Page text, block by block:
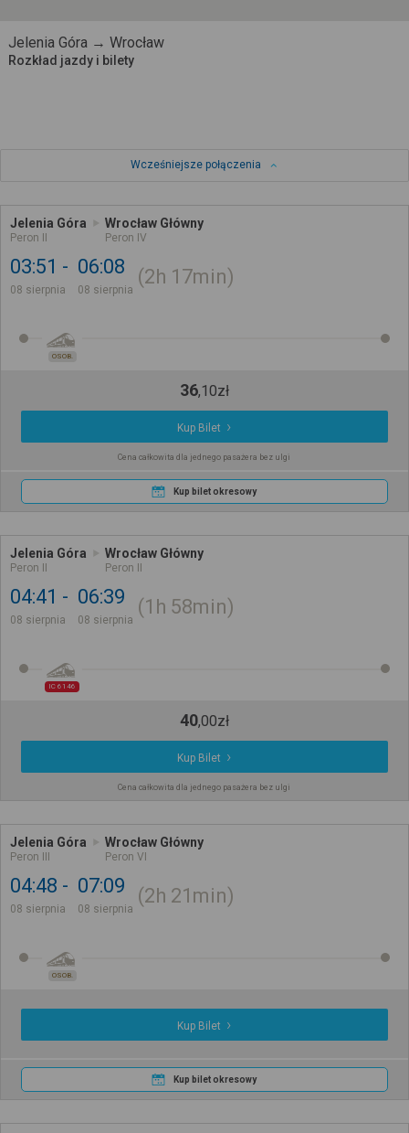
Jelenia Góra → Wrocław
Rozkład jazdy i bilety
Wcześniejsze połączenia
Jelenia Góra
Peron II
Wrocław Główny
Peron IV
03:51
08 sierpnia
06:08
08 sierpnia
2h 17min
OSOB.
36,10zł
Kup Bilet
Cena całkowita dla jednego pasażera bez ulgi
Kup bilet okresowy
Jelenia Góra
Peron II
Wrocław Główny
Peron II
04:41
08 sierpnia
06:39
08 sierpnia
1h 58min
IC 6146
40,00zł
Kup Bilet
Cena całkowita dla jednego pasażera bez ulgi
Jelenia Góra
Peron III
Wrocław Główny
Peron VI
04:48
08 sierpnia
07:09
08 sierpnia
2h 21min
OSOB.
Kup Bilet
Kup bilet okresowy